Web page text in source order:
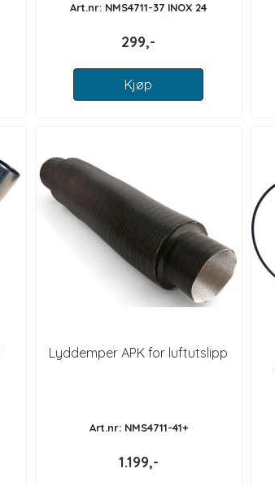
Art.nr: NMS4711-37 INOX 24
299,-
Kjøp
Lyddemper APK for luftutslipp
Art.nr: NMS4711-41+
1.199,-